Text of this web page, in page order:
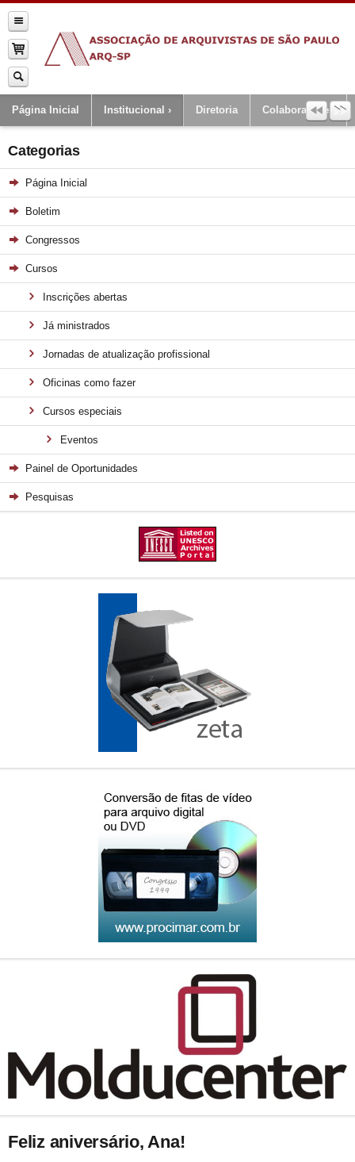
Página Inicial Institucional Diretoria Colaboradores
Categorias
Página Inicial
Boletim
Congressos
Cursos
Inscrições abertas
Já ministrados
Jornadas de atualização profissional
Oficinas como fazer
Cursos especiais
Eventos
Painel de Oportunidades
Pesquisas
Feliz aniversário, Ana!